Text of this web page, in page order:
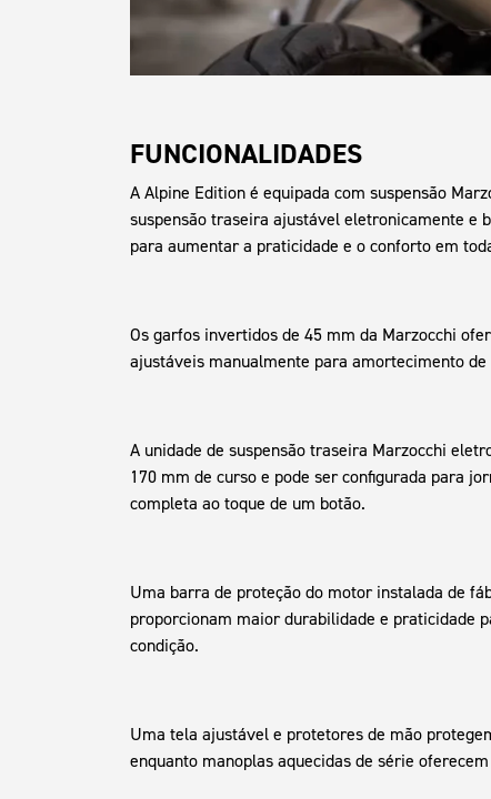
FUNCIONALIDADES
A Alpine Edition é equipada com suspensão
suspensão traseira ajustável eletronicamente e
para aumentar a praticidade e o conforto em
Os garfos invertidos de 45 mm da Marzocchi
ajustáveis manualmente para amortecimento
A unidade de suspensão traseira Marzocchi
170 mm de curso e pode ser configurada para
completa ao toque de um botão.
Uma barra de proteção do motor instalada de
proporcionam maior durabilidade e praticidade
condição.
Uma tela ajustável e protetores de mão
enquanto manoplas aquecidas de série